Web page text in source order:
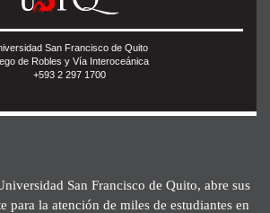
San Francisco de Quito
de Robles y Vía Interoceánica
+593 2 297 1700
San Francisco de Quito, abre sus
para la atención de miles de estudiantes en